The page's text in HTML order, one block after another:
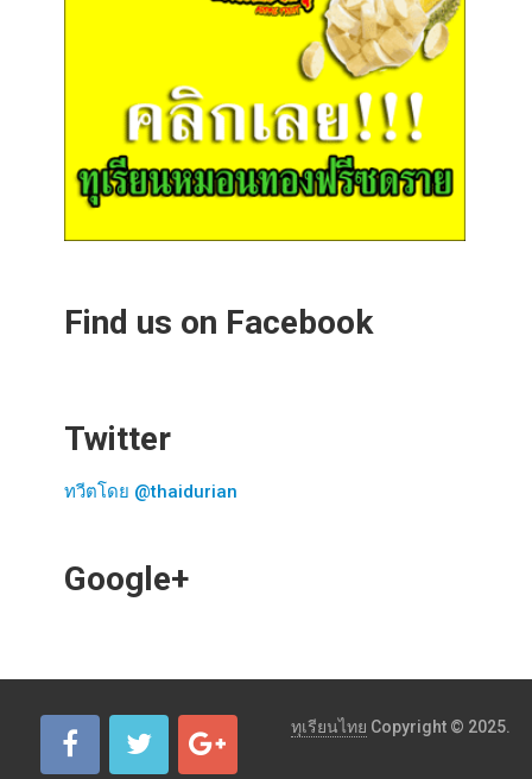
Find us on Facebook
Twitter
ทวีตโดย @thaidurian
Google+
ทุเรียนไทย Copyright © 2025.